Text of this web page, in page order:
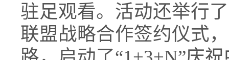
驻足观看。活动还举行
联盟战略合作签约仪式